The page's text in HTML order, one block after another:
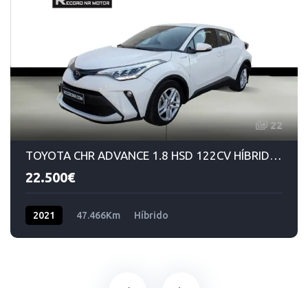
22
TOYOTA CHR ADVANCE 1.8 HSD 122CV HÍBRIDO/GASOLINA AUTOMÁTICO
22.500€
2021 47.466Km Híbrido